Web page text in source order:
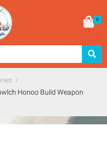
0
/
Honoo Build Weapon